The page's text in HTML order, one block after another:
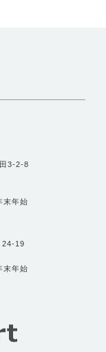
3-2-8
末年始
24-19
末年始